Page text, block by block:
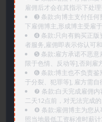
雇佣后才会在其指示下处
➌️ 条款:向博主支付任何
下雇佣博主,形成博主受雇
➍️ 条款:只向有购买正版
者服务,雇佣即表示你认可
➎ 条款:雇方承诺不恶意
限于色情、反动等],否则雇
➏️ 条款:博主也不负责鉴
于分裂、犯罪等], 雇方需
❼ 条款:白天完成雇佣内
二天12点前，对无法完成
❽ 条款:雇佣博主为您
照当地最低工资标准时薪